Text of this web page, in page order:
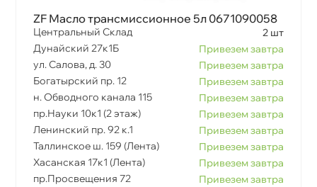
ZF Масло трансмиссионное 5л 0671090058
Центральный Склад
2 шт
Дунайский 27к1Б
Привезем завтра
ул. Салова, д. 30
Привезем завтра
Богатырский пр. 12
Привезем завтра
н. Обводного канала 115
Привезем завтра
пр.Науки 10к1 (2 этаж)
Привезем завтра
Ленинский пр. 92 к.1
Привезем завтра
Таллинское ш. 159 (Лента)
Привезем завтра
Хасанская 17к1 (Лента)
Привезем завтра
пр.Просвещения 72
Привезем завтра